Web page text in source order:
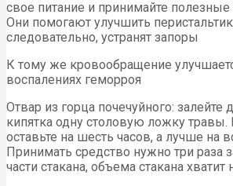
свое питание и принимайте полезные
Они помогают улучшить
следовательно, устранят запоры
К тому же кровообращение
воспалениях геморроя
Отвар из горца почечуйного: залейте
кипятка одну столовую ложку травы.
оставьте на шесть часов, а лучше на
Принимать средство нужно три раза
части стакана, объема стакана хватит